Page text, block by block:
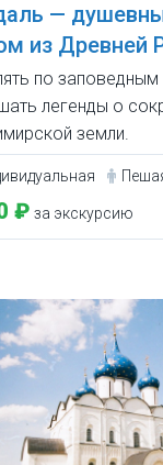
—
из Древней
по
легенды о
земли.
₽ за экскурсию